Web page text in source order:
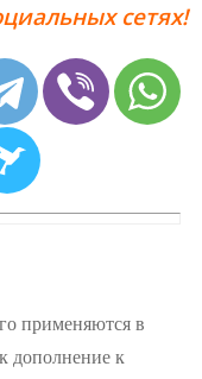
сетях!
применяются в
дополнение к